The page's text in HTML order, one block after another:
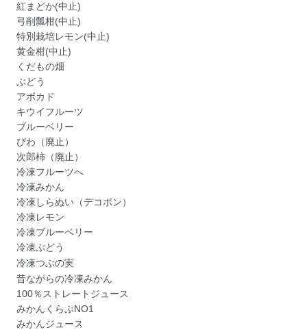
紅まどか(中止)
弓削瓢柑(中止)
特別栽培レモン(中止)
黄金柑(中止)
くだもの畑
ぶどう
アボカド
キウイフルーツ
ブルーベリー
びわ（廃止）
次郎柿（廃止）
冷凍フルーツへ
冷凍みかん
冷凍しらぬい（デコポン）
冷凍レモン
冷凍ブルーベリー
冷凍ぶどう
冷凍つぶの実
昔ながらの冷凍みかん
100％ストレートジュース
みかんくらぶNO1
みかんジュース